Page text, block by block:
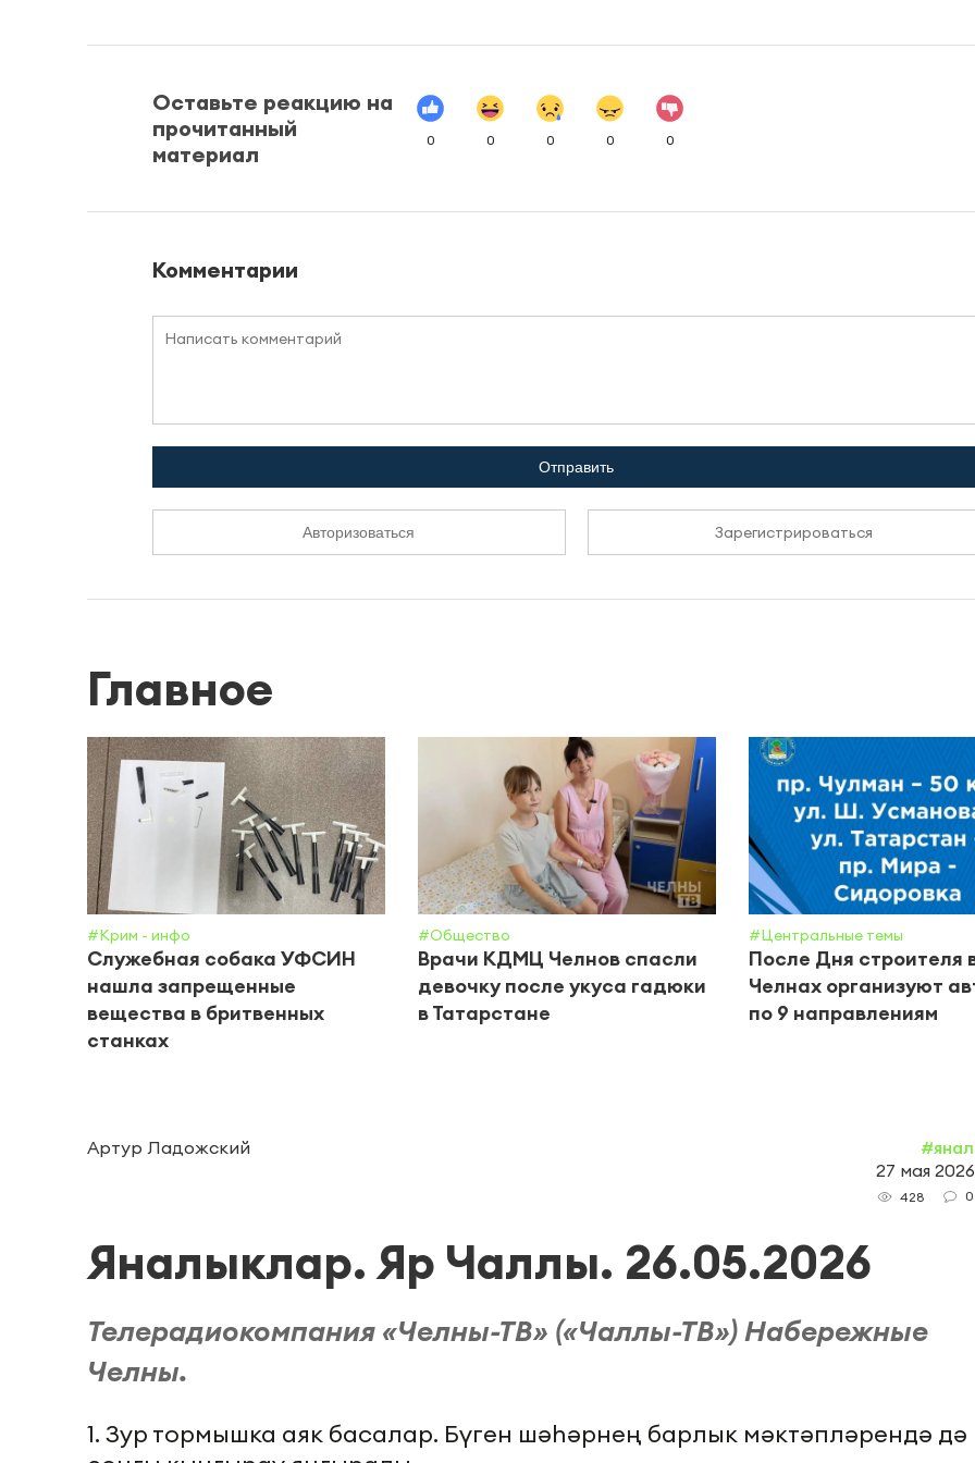
Оставьте реакцию на
прочитанный
материал
0 0 0 0 0
Комментарии
Отправить
Авторизоваться Зарегистрироваться
Главное
#Крим - инфо
Служебная собака УФСИН
нашла запрещенные
вещества в бритвенных
станках
#Общество
Врачи КДМЦ Челнов спасли
девочку после укуса гадюки
в Татарстане
#Центральные темы
После Дня строителя
Челнах организуют
по 9 направлениям
Артур Ладожский
27 мая
428 0
Яналыклар. Яр Чаллы. 26.05.2026
Телерадиокомпания «Челны-ТВ» («Чаллы-ТВ») Набережные
Челны.
1. Зур тормышка аяк басалар. Бүген шәһәрнең барлык мәктәпләрендә дә